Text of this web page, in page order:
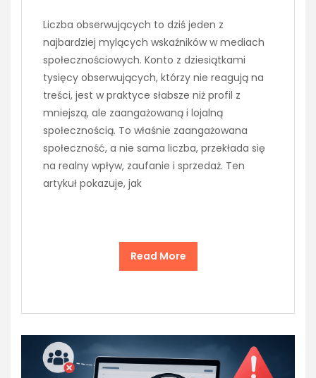
Liczba obserwujących to dziś jeden z
najbardziej mylących wskaźników w mediach
społecznościowych. Konto z dziesiątkami
tysięcy obserwujących, którzy nie reagują na
treści, jest w praktyce słabsze niż profil z
mniejszą, ale zaangażowaną i lojalną
społecznością. To właśnie zaangażowana
społeczność, a nie sama liczba, przekłada się
na realny wpływ, zaufanie i sprzedaż. Ten
artykuł pokazuje, jak
Read More